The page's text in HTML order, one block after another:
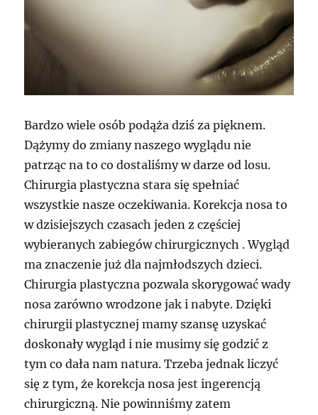
Bardzo wiele osób podąża dziś za pięknem.
Dążymy do zmiany naszego wyglądu nie
patrząc na to co dostaliśmy w darze od losu.
Chirurgia plastyczna stara się spełniać
wszystkie nasze oczekiwania. Korekcja nosa to
w dzisiejszych czasach jeden z częściej
wybieranych zabiegów chirurgicznych . Wygląd
ma znaczenie już dla najmłodszych dzieci.
Chirurgia plastyczna pozwala skorygować wady
nosa zarówno wrodzone jak i nabyte. Dzięki
chirurgii plastycznej mamy szansę uzyskać
doskonały wygląd i nie musimy się godzić z
tym co dała nam natura. Trzeba jednak liczyć
się z tym, że korekcja nosa jest ingerencją
chirurgiczną. Nie powinniśmy zatem